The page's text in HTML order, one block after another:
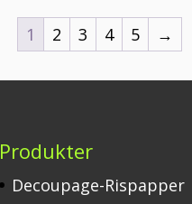
1 2 3 4 5 →
Produkter
Decoupage-Rispapper